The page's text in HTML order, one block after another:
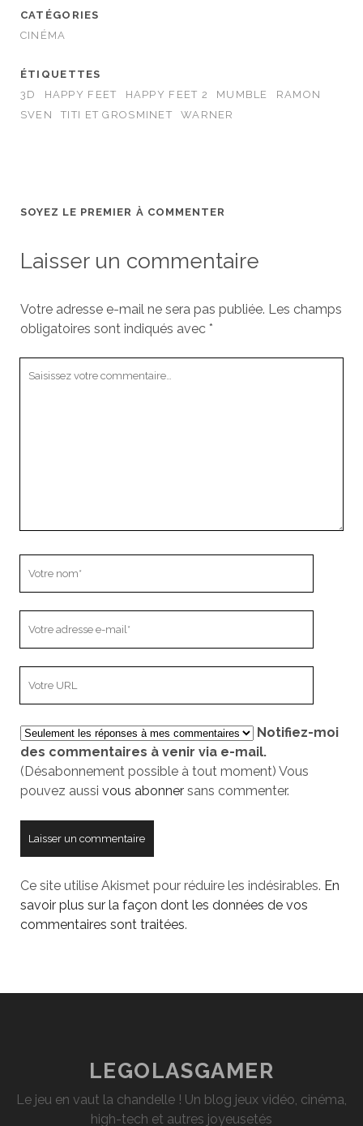
CATÉGORIES
CINÉMA
ÉTIQUETTES
3D
HAPPY FEET HAPPY FEET 2 MUMBLE
RAMON
SVEN
TITI ET GROSMINET WARNER
SOYEZ LE PREMIER À COMMENTER
Laisser un commentaire
Votre adresse e-mail ne sera pas publiée. Les champs
obligatoires sont indiqués avec *
mail
votre
site
Notifiez-moi
des commentaires à venir via e-mail.
(Désabonnement possible à tout moment) Vous
pouvez aussi vous abonnersans commenter.
Ce site utilise Akismet pour réduire les indésirables. En
savoir plus sur la façon dont les données de vos
commentaires sont traitées.
LEGOLASGAMER
Le jeu en vaut la chandelle ! Un blog jeux vidéo, cinéma,
high-tech et autres joyeusetés